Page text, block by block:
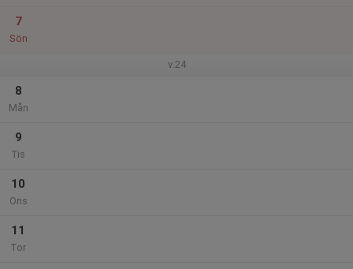
7
Sön
v.24
8
Mån
9
Tis
10
Ons
11
Tor